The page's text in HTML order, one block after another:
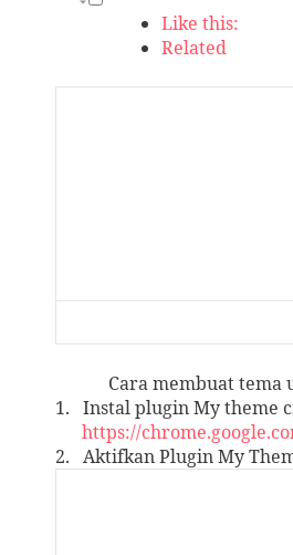
Like this:
Related
Cara membuat tema
1. Instal plugin My theme
https://
2. Aktifkan Plugin My